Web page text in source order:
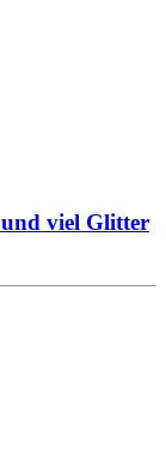
viel Glitter